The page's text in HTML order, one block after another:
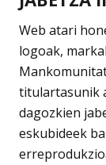
Web atari
logoak,
titulartasunik
dagozkien
eskubideek